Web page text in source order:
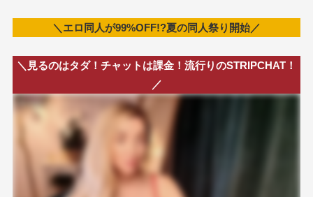
＼エロ同人が99%OFF!?夏の同人祭り開始／
＼見るのはタダ！チャットは課金！流行りのSTRIPCHAT！
／